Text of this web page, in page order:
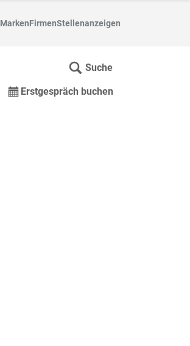
MarkenFirmenStellenanzeigen
Erstgespräch buchen
Suche